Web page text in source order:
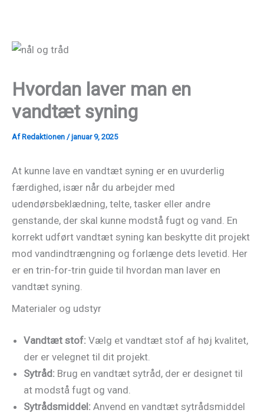
indholdet
Hvordan laver man en
vandtæt syning
AfRedaktionen /januar 9, 2025
At kunne lave en vandtæt syning er en uvurderlig
færdighed, især når du arbejder med
udendørsbeklædning, telte, tasker eller andre
genstande, der skal kunne modstå fugt og vand. En
korrekt udført vandtæt syning kan beskytte dit projekt
mod vandindtrængning og forlænge dets levetid. Her
er en trin-for-trin guide til hvordan man laver en
vandtæt syning.
Materialer og udstyr
Vandtæt stof: Vælg et vandtæt stof af høj kvalitet,
der er velegnet til dit projekt.
Sytråd: Brug en vandtæt sytråd, der er designet til
at modstå fugt og vand.
Sytrådsmiddel: Anvend en vandtæt sytrådsmiddel